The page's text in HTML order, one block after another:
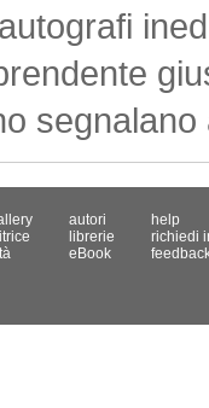
autori
librerie
eBook
help
richiedi